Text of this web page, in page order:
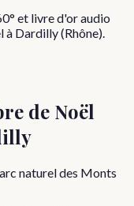
et livre d'or audio
à Dardilly (Rhône).
de Noël
naturel des Monts